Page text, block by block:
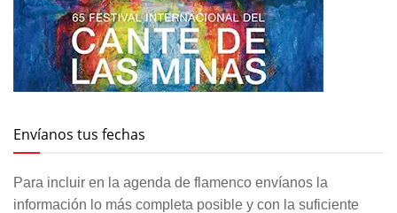
Envíanos tus fechas
Para incluir en la agenda de flamenco envíanos la
información lo más completa posible y con la suficiente